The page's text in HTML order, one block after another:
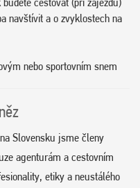
navštívit a o zvyklostech na
nebo sportovním snem
Slovensku jsme členy
agenturám a cestovním
etiky a neustálého